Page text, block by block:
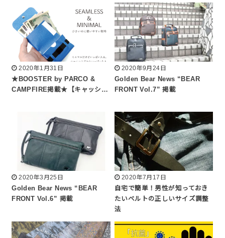
2020年1月31日
★BOOSTER by PARCO &
CAMPFIRE掲載★【キャッシ…
2020年9月24日
Golden Bear News “BEAR
FRONT Vol.7” 掲載
2020年3月25日
Golden Bear News “BEAR
FRONT Vol.6” 掲載
2020年7月17日
自宅で簡単！男性が知っておき
たいベルトの正しいサイズ調整
法